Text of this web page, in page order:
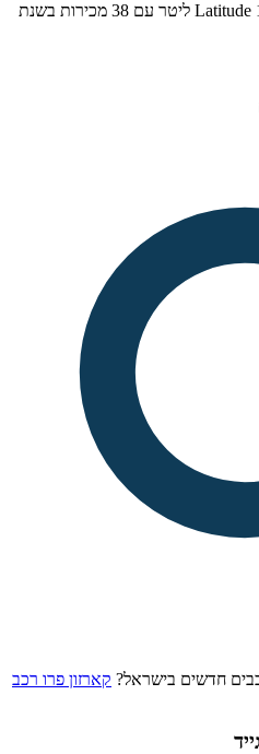
לג'יפ רנגייד יש רמת גימור אחת Latitude 1.3 ליטר עם 38 מכירות בשנת
חדשים בישראל? קארזון פרו רכב